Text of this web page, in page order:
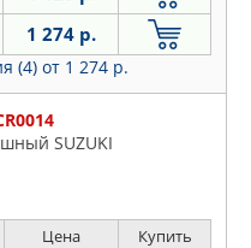
1 274 р.
(4) от 1 274 р.
SUZUKI
Цена Купить